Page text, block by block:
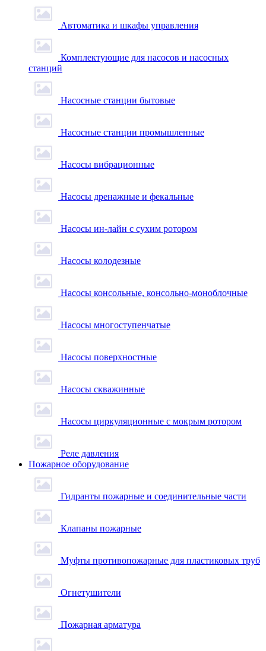
Автоматика и шкафы управления
Комплектующие для насосов и насосных
станций
Насосные станции бытовые
Насосные станции промышленные
Насосы вибрационные
Насосы дренажные и фекальные
Насосы ин-лайн с сухим ротором
Насосы колодезные
Насосы консольные, консольно-моноблочные
Насосы многоступенчатые
Насосы поверхностные
Насосы скважинные
Насосы циркуляционные с мокрым ротором
Реле давления
Пожарное оборудование
Гидранты пожарные и соединительные части
Клапаны пожарные
Муфты противопожарные для пластиковых труб
Огнетушители
Пожарная арматура